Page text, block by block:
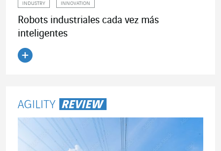
INDUSTRY INNOVATION
Robots industriales cada vez más
inteligentes